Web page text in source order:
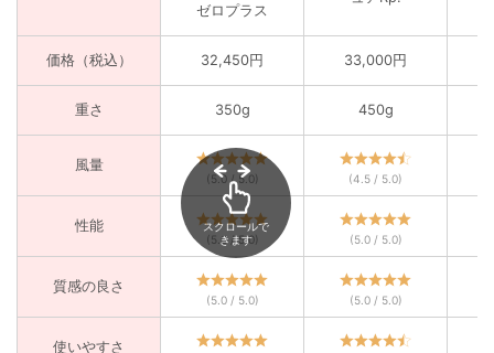
ゼロプラス
価格（税込） 32,450円 33,000円
重さ 350g 450g
風量
(5.0 / 5.0) (4.5 / 5.0)
性能
(5.0 / 5.0) (5.0 / 5.0)
質感の良さ
(5.0 / 5.0) (5.0 / 5.0)
使いやすさ
スクロールで
きます